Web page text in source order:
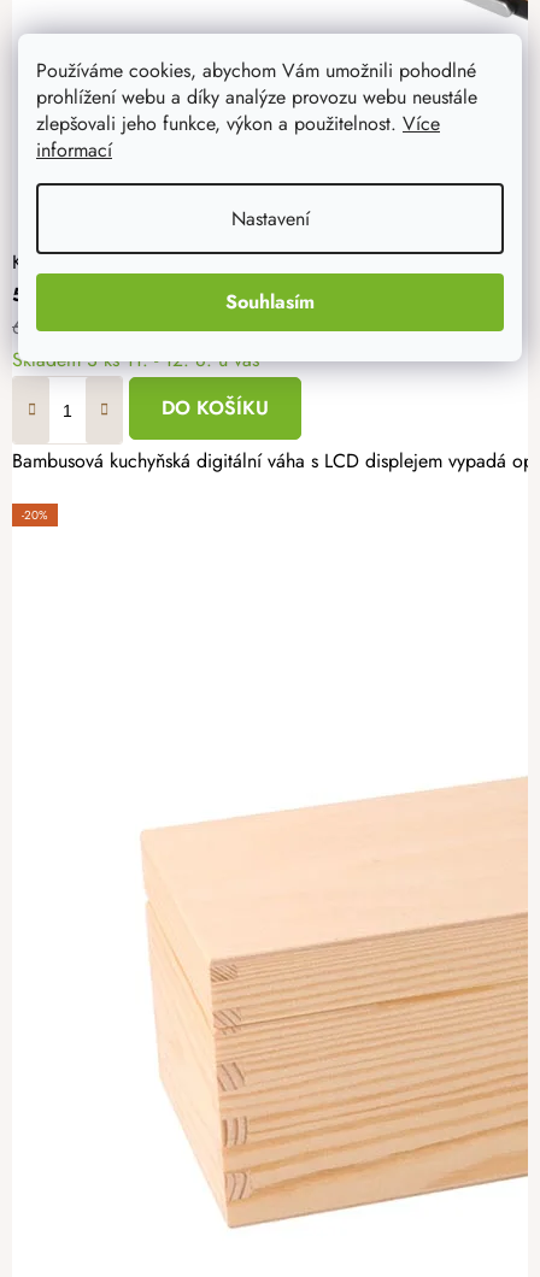
Používáme cookies, abychom Vám umožnili pohodlné
prohlížení webu a díky analýze provozu webu neustále
zlepšovali jeho funkce, výkon a použitelnost. Více
informací
Nastavení
Souhlasím
Kuchyňská digitální bambusová váha - 5 kg
527 Kč
659 Kč
Skladem3 ks 11. - 12. 8. u vás
DO KOŠÍKU
Bambusová kuchyňská digitální váha s LCD displejem vypadá
-20%